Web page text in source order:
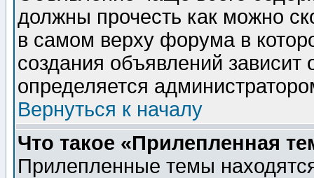
должны прочесть как можно
в самом верху форума в
создания объявлений зависит
определяется
Вернуться к началу
Что такое «Прилепленная
Прилепленные темы